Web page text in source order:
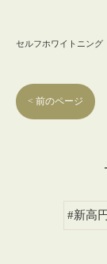
セルフホワイトニング
< 前のページ
#新高